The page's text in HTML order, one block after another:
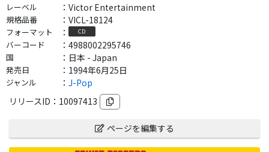
レーベル ： Victor Entertainment
規格品番 ： VICL-18124
フォーマット ： CD
バーコード ： 4988002295746
国 ： 日本 - Japan
発売日 ： 1994年6月25日
ジャンル ： J-Pop
リリースID： 10097413
ページを編集する